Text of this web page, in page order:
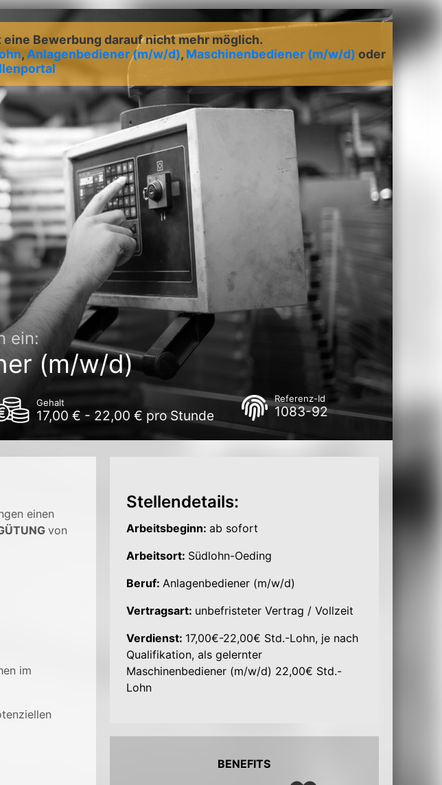
Bewerbung darauf nicht mehr möglich.
, Anlagenbediener (m/w/d), Maschinenbediener (m/w/d) oder
ein:
(m/w/d)
Gehalt
17,00 € - 22,00 € pro Stunde
Referenz-Id
1083-92
einen
von
im
Stellendetails:
Arbeitsbeginn: ab sofort
Arbeitsort: Südlohn-Oeding
Beruf: Anlagenbediener (m/w/d)
Vertragsart: unbefristeter Vertrag / Vollzeit
Verdienst: 17,00€-22,00€ Std.-Lohn, je nach
Qualifikation, als gelernter
Maschinenbediener (m/w/d) 22,00€ Std.-
Lohn
BENEFITS